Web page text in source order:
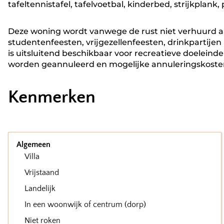
tafeltennistafel, tafelvoetbal, kinderbed, strijkplank,
Deze woning wordt vanwege de rust niet verhuurd
studentenfeesten, vrijgezellenfeesten,
is uitsluitend beschikbaar voor recreatieve
worden geannuleerd en mogelijke
Kenmerken
Algemeen
Villa
Vrijstaand
Landelijk
In een woonwijk of centrum (dorp)
Niet roken